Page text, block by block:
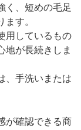
く、短めの毛足
す。
用しているもの
地が長続きしま
、手洗いまたは
が確認できる商